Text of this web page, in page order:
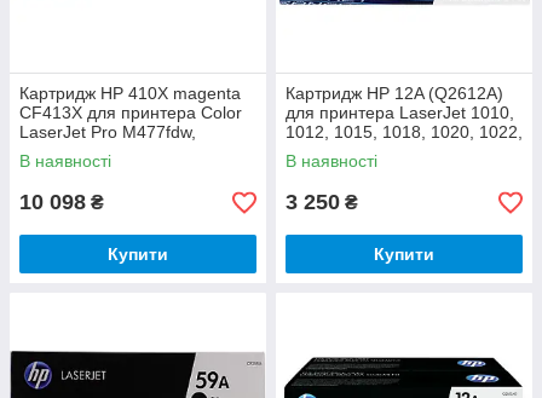
Картридж HP 410X magenta
CF413X для принтера Color
LaserJet Pro M477fdw,
M452dn, M452nw, M477fdn,
MFP M477fnw, M377dw,
В наявності
10 098 ₴
Купити
Картридж HP 12A (Q2612A)
для принтера LaserJet 1010,
1012, 1015, 1018, 1020, 1022,
3015, 3020, 3030, 3050, 3052,
3055, M1005
В наявності
3 250 ₴
Купити